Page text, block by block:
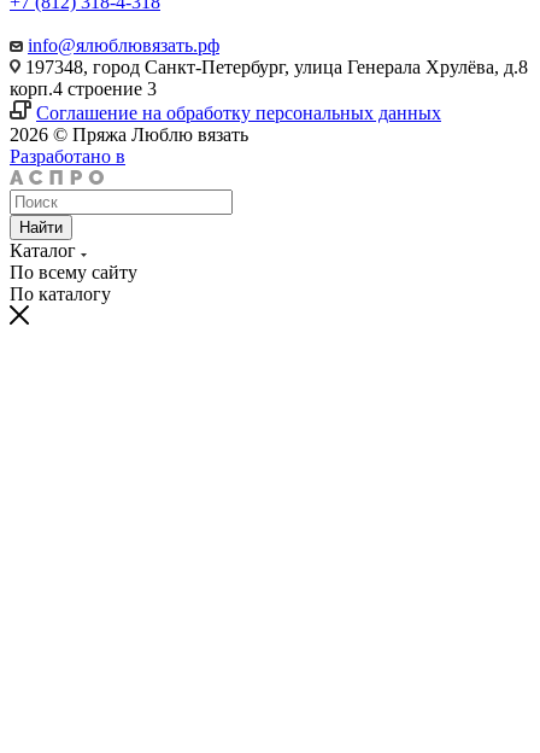
info@ялюблювязать.рф
197348, город Санкт-Петербург, улица Генерала Хрулёва, д.8
корп.4 строение 3
Соглашение на обработку персональных данных
2026 © Пряжа Люблю вязать
Разработано в
Найти
Каталог
По всему сайту
По каталогу